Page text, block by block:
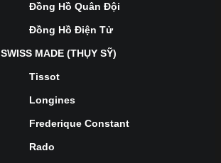
Đồng Hồ Quân Đội
Đồng Hồ Điện Tử
SWISS MADE (THỤY SỸ)
Tissot
Longines
Frederique Constant
Rado